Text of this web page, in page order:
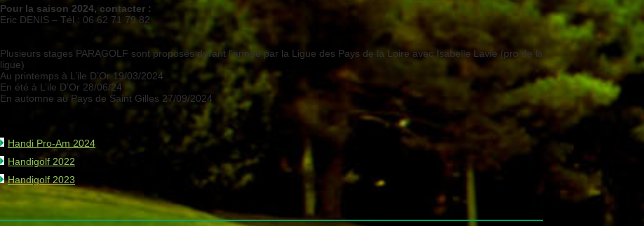
Pour la saison 2024, contacter :
Eric DENIS – Tél : 06 62 71 79 82
Plusieurs stages PARAGOLF sont proposés durant l'année par la Ligue des Pays de la Loire avec Isabelle Lavie (pro de la
ligue)
Au printemps à L’ile D’Or 19/03/2024
En été à L’ile D’Or 28/06/24
En automne au Pays de Saint Gilles 27/09/2024
Handi Pro-Am 2024
Handigolf 2022
Handigolf 2023